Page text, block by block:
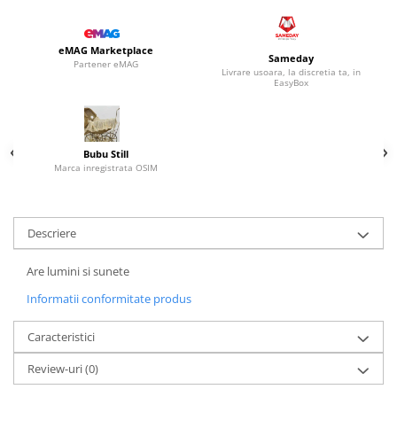
eMAG Marketplace
Partener eMAG Sameday
Livrare usoara, la discretia ta, in
EasyBox
Bubu Still
Marca inregistrata OSIM
Descriere
Are lumini si sunete
Informatii conformitate produs
Caracteristici
Review-uri(0)